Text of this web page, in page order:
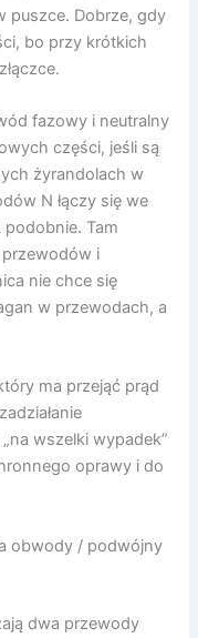
puszce. Dobrze, gdy
bo przy krótkich
fazowy i neutralny
części, jeśli są
żyrandolach w
N łączy się we
Tam
i
nie chce się
w przewodach, a
ma przejąć prąd
wszelki wypadek”
oprawy i do
obwody / podwójny
dwa przewody